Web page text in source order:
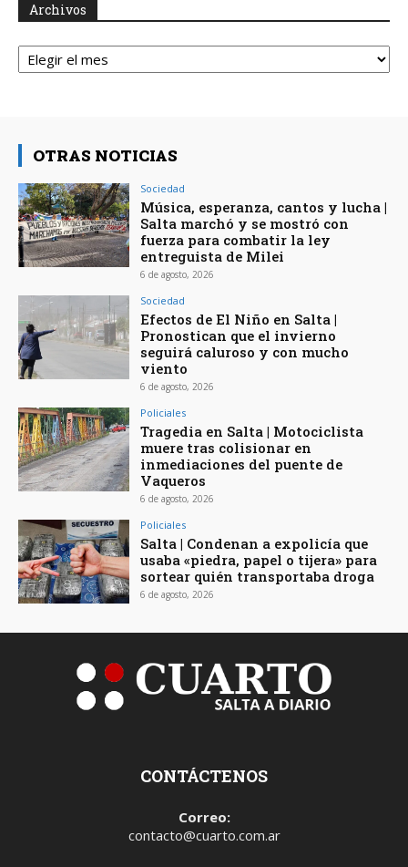
Archivos
Archivos
OTRAS NOTICIAS
Sociedad
Música, esperanza, cantos y lucha |
Salta marchó y se mostró con
fuerza para combatir la ley
entreguista de Milei
6 de agosto, 2026
Sociedad
Efectos de El Niño en Salta |
Pronostican que el invierno
seguirá caluroso y con mucho
viento
6 de agosto, 2026
Policiales
Tragedia en Salta | Motociclista
muere tras colisionar en
inmediaciones del puente de
Vaqueros
6 de agosto, 2026
Policiales
Salta | Condenan a expolicía que
usaba «piedra, papel o tijera» para
sortear quién transportaba droga
6 de agosto, 2026
CONTÁCTENOS
Correo:
contacto@cuarto.com.ar